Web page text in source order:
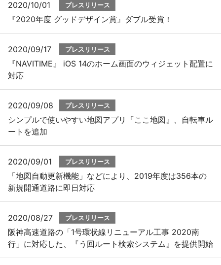
2020/10/01 プレスリリース
『2020年度 グッドデザイン賞』ダブル受賞！
2020/09/17 プレスリリース
『NAVITIME』 iOS 14のホーム画面のウィジェット配置に
対応
2020/09/08 プレスリリース
シンプルで使いやすい地図アプリ『ここ地図』、自転車ル
ートを追加
2020/09/01 プレスリリース
「地図自動更新機能」などにより、2019年度は356本の
新規開通道路に即日対応
2020/08/27 プレスリリース
阪神高速道路の「1号環状線リニューアル工事 2020南
行」に対応した、『う回ルート検索システム』を提供開始